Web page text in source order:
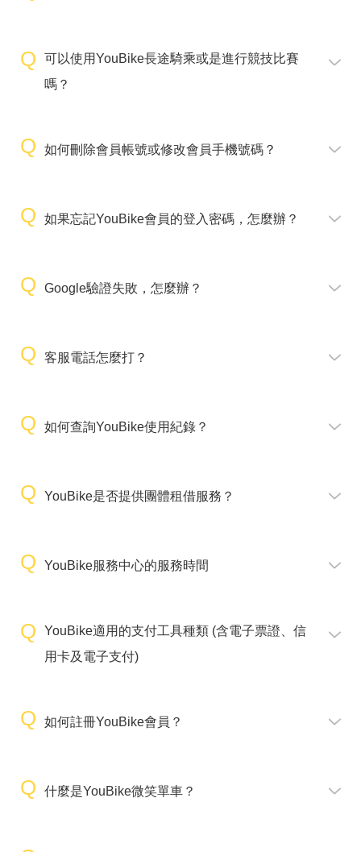
可以使用YouBike長途騎乘或是進行競技比賽
嗎？
如何刪除會員帳號或修改會員手機號碼？
如果忘記YouBike會員的登入密碼，怎麼辦？
Google驗證失敗，怎麼辦？
客服電話怎麼打？
如何查詢YouBike使用紀錄？
YouBike是否提供團體租借服務？
YouBike服務中心的服務時間
YouBike適用的支付工具種類 (含電子票證、信
用卡及電子支付)
如何註冊YouBike會員？
什麼是YouBike微笑單車？